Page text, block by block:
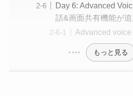
Day 6: Advanced
話&画面共有機能が追
Advanced
もっと見る